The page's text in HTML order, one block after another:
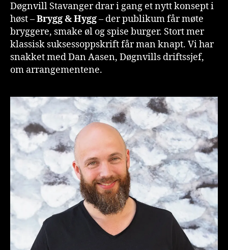
Døgnvill Stavanger drar i gang et nytt konsept i
høst –Brygg & Hygg– der publikum får møte
bryggere, smake øl og spise burger. Stort mer
klassisk suksessoppskrift får man knapt. Vi har
snakket med Dan Aasen, Døgnvills driftssjef,
om arrangementene.